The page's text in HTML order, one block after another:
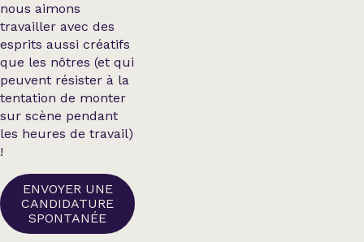
nous aimons
travailler avec des
esprits aussi créatifs
que les nôtres (et qui
peuvent résister à la
tentation de monter
sur scène pendant
les heures de travail)
!
ENVOYER UNE
CANDIDATURE
SPONTANÉE